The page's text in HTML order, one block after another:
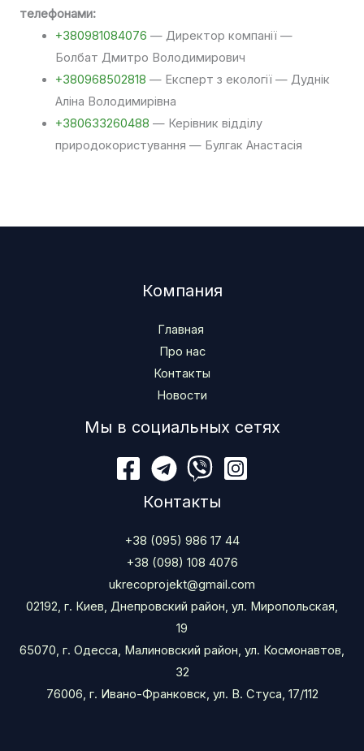
телефонами:
+380981084076 — Директор компанії —
Болбат Дмитро Володимирович
+380968502818 — Експерт з екології — Дуднік
Аліна Володимирівна
+380633260488 — Керівник відділу
природокористування — Булгак Анастасія
Компания
Главная
Про нас
Контакты
Новости
Мы в социальных сетях
Контакты
+38 (095) 986 17 44
+38 (098) 108 4076
ukrecoprojekt@gmail.com
02192, г. Киев, Днепровский район, ул. Миропольская,
19
65070, г. Одесса, Малиновский район, ул. Космонавтов,
32
76006, г. Ивано-Франковск, ул. В. Стуса, 17/112